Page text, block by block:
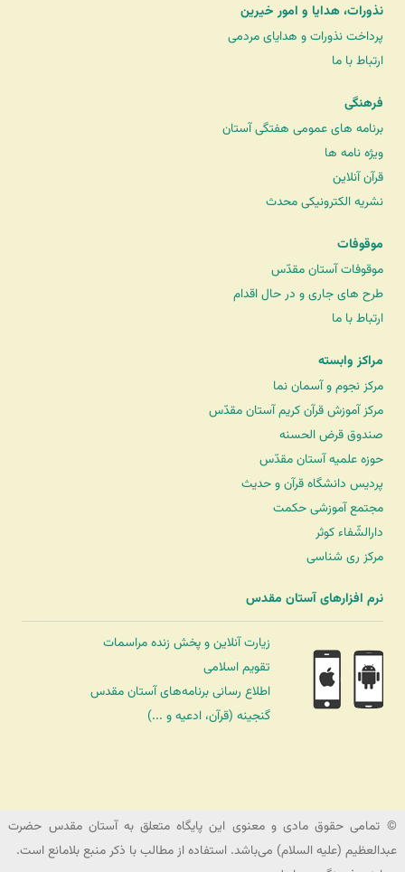
نذورات، هدایا و امور خیرین
پرداخت نذورات و هدایای مردمی
ارتباط با ما
فرهنگی
برنامه های عمومی هفتگی آستان
ویژه نامه ها
قرآن آنلاین
نشریه الکترونیکی محدث
موقوفات
موقوفات آستان مقدّس
طرح های جاری و در حال اقدام
ارتباط با ما
مراکز وابسته
مرکز نجوم و آسمان نما
مرکز آموزش قرآن کریم آستان مقدّس
صندوق قرض الحسنه
حوزه علمیه آستان مقدّس
پردیس دانشگاه قرآن و حدیث
مجتمع آموزشی حکمت
دارالشّفاء کوثر
مرکز ری شناسی
نرم افزارهای آستان مقدس
زیارت آنلاین و پخش زنده مراسمات
تقویم اسلامی
اطلاع رسانی برنامه‌های آستان مقدس
گنجینه (قرآن، ادعیه و ...)
© تمامی حقوق مادی و معنوی این پایگاه متعلق به آستان مقدس حضرت
عبدالعظیم (علیه السلام) می‌باشد. استفاده از مطالب با ذکر منبع بلامانع است.